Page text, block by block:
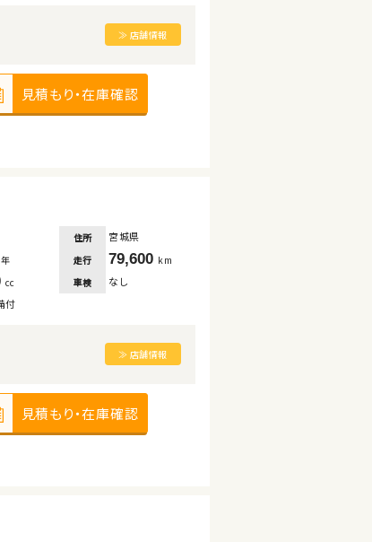
≫ 店舗情報
見積もり・在庫確認
住所 宮城県
年 走行 79,600 km
cc 車検 なし
付
≫ 店舗情報
見積もり・在庫確認